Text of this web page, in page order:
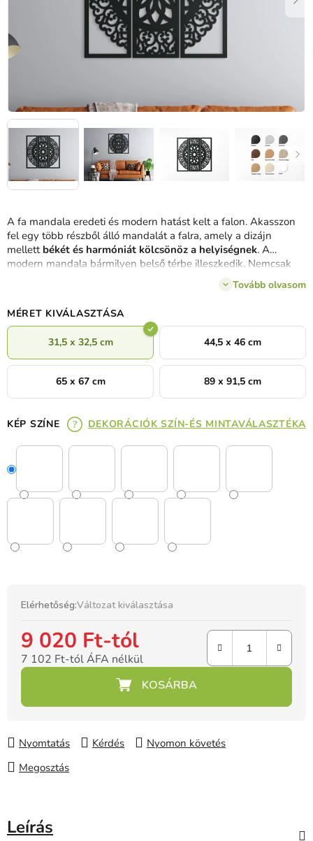
A fa mandala eredeti és modern hatást kelt a falon. Akasszon
fel egy több részből álló mandalát a falra, amely a dizájn
mellett békét és harmóniát kölcsönöz a helyiségnek. A
modern mandala bármilyen belső térbe illeszkedik. Nemcsak
képként fog működni a falon, hanem pszichológiai eszközként
Tovább olvasom
MÉRET KIVÁLASZTÁSA
31,5 x 32,5 cm 44,5 x 46 cm
65 x 67 cm 89 x 91,5 cm
KÉP SZÍNE DEKORÁCIÓK SZÍN-ÉS MINTAVÁLASZTÉKA
Elérhetőség:Változat kiválasztása
9 020 Ft-tól
7 102 Ft-tól ÁFA nélkül
Nyomtatás Kérdés
Nyomon követés
Megosztás
Leírás